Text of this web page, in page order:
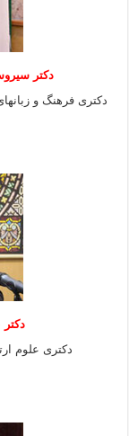
دکتر سیروس
دکتری فرهنگ و
دکتر بهاره
دکتری علوم